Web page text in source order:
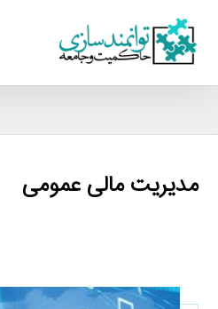
مدیریت مالی عمومی